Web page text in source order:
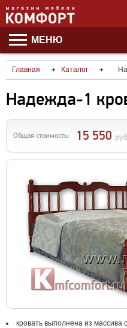
МЕНЮ
Главная Каталог
Надежда-1
Общая стоимость: 15 550
кровать выполнена из массива